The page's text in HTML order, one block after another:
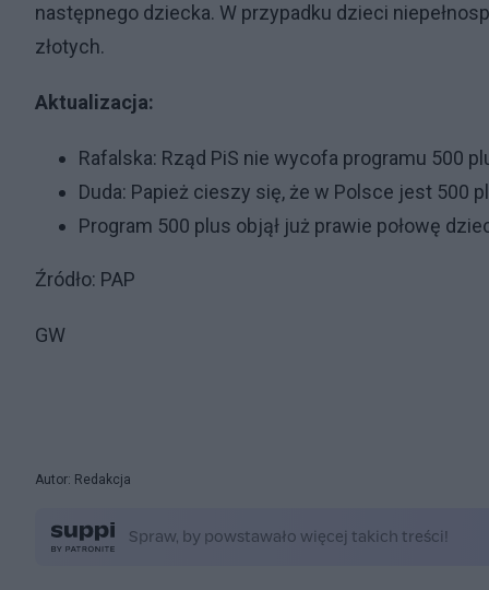
następnego dziecka. W przypadku dzieci
złotych.
Aktualizacja:
Rafalska: Rząd PiS nie wycofa programu 500
Duda: Papież cieszy się, że w Polsce jest 500
Program 500 plus objął już prawie połowę
Źródło: PAP
GW
Autor: Redakcja